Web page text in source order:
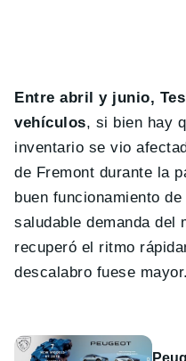
Entre abril y junio,
vehículos, si bien hay
inventario se vio
de Fremont durante la
buen funcionamiento
saludable demanda del
recuperó el ritmo
descalabro fuese mayor.